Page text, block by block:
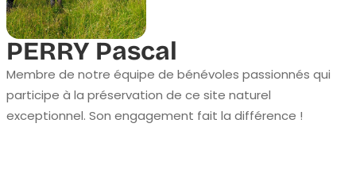
PERRY Pascal
Membre de notre équipe de bénévoles passionnés qui
participe à la préservation de ce site naturel
exceptionnel. Son engagement fait la différence !